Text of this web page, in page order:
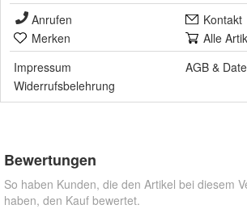
Anrufen
Kontakt
Merken
Alle
Impressum
AGB &
Widerrufsbelehrung
Bewertungen
So haben Kunden, die den Artikel bei diesem
haben, den Kauf bewertet.